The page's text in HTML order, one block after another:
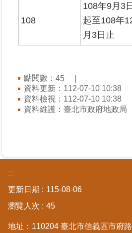
區
詢
網
路
業
區
合
108
108年9月3日
起至108年
月3日止
點閱數： 45
資料更新：112-07-10 10:38
資料檢視：112-07-10 10:38
資料維護：臺北市政府地政局
:::
更新日期
115-08-06
瀏覽人次
45
地址：110204 臺北市信義區市府